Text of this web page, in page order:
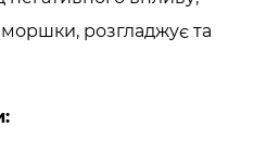
розгладжує та